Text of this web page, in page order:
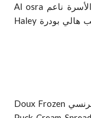
وايضا شنطة مدرسة ظهر للأطفال , سكر الأسرة ناعم Al osra
sugar , شاي ليبتون خيط Lipton Tea , حليب هالي بودرة Haley
أرز ملك الأرز بسمتي مزة , دو دجاج مجمد فرنسي Doux Frozen